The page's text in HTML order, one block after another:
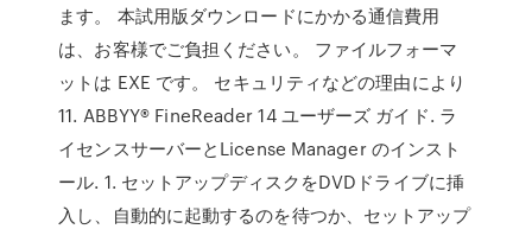
ます。 本試用版ダウンロードにかかる通信費用
は、お客様でご負担ください。 ファイルフォーマ
ットは EXE です。 セキュリティなどの理由により
11. ABBYY® FineReader 14 ユーザーズ ガイド. ラ
イセンスサーバーとLicense Manager のインスト
ール. 1. セットアップディスクをDVDドライブに挿
入し、自動的に起動するのを待つか、セットアップ